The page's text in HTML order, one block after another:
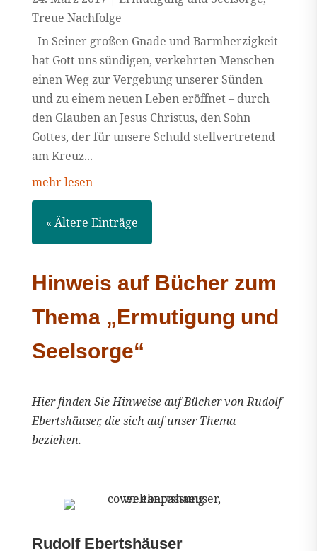
Treue Nachfolge
In Seiner großen Gnade und Barmherzigkeit
hat Gott uns sündigen, verkehrten Menschen
einen Weg zur Vergebung unserer Sünden
und zu einem neuen Leben eröffnet – durch
den Glauben an Jesus Christus, den Sohn
Gottes, der für unsere Schuld stellvertretend
am Kreuz...
mehr lesen
« Ältere Einträge
Hinweis auf Bücher zum
Thema „Ermutigung und
Seelsorge“
Hier finden Sie Hinweise auf Bücher von Rudolf
Ebertshäuser, die sich auf unser Thema
beziehen.
Rudolf Ebertshäuser